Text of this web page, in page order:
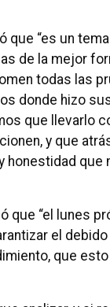
que “es un
de la mejor
todas las
donde hizo
que llevarlo
y que
honestidad que
que “el lunes
el
que